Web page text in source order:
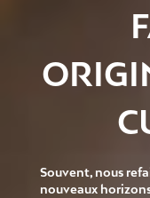
Souvent, nous
nouveaux